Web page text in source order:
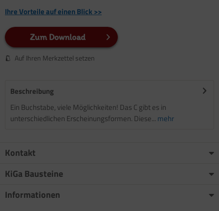
Ihre Vorteile auf einen Blick >>
Zum Download
Auf Ihren Merkzettel setzen
Beschreibung
Ein Buchstabe, viele Möglichkeiten! Das C gibt es in
unterschiedlichen Erscheinungsformen. Diese... mehr
Kontakt
KiGa Bausteine
Informationen